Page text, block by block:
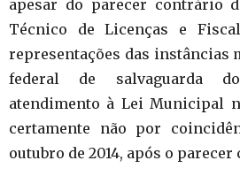
apesar do parecer contrário
Técnico de Licenças e
representações das instâncias
federal de salvaguarda
atendimento à Lei Municipal nº
certamente não por
outubro de 2014, após o